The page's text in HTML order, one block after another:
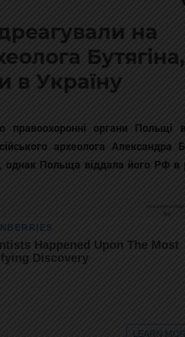
на
Бутягіна,
в Україну
правоохоронні органи Польщі
археолога Александра
однак Польща віддала його РФ в